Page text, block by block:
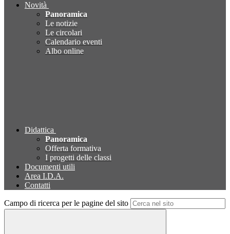
Novità
Panoramica
Le notizie
Le circolari
Calendario eventi
Albo online
Didattica
Panoramica
Offerta formativa
I progetti delle classi
Documenti utili
Area I.D.A.
Contatti
Campo di ricerca per le pagine del sito